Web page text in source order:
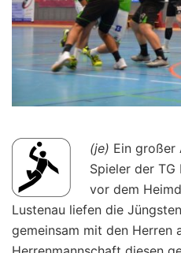
(je) Ein großer
Spieler der TG
vor dem
Lustenau liefen die
gemeinsam mit den Herren